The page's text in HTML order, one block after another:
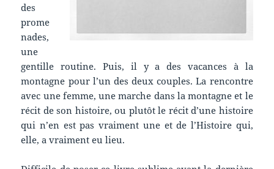
des
prome
nades,
une
gentille routine. Puis, il y a des vacances à la
montagne pour l’un des deux couples. La rencontre
avec une femme, une marche dans la montagne et le
récit de son histoire, ou plutôt le récit d’une histoire
qui n’en est pas vraiment une et de l’Histoire qui,
elle, a vraiment eu lieu.